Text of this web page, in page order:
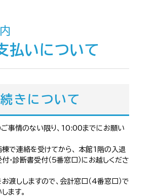
払いについて
きについて
ご事情のない限り、10:00までにお願い
棟で連絡を受けてから、 本館1階の入退
・診断書受付（5番窓口）にお越しくださ
渡ししますので、会計窓口（4番窓口）で
ます。